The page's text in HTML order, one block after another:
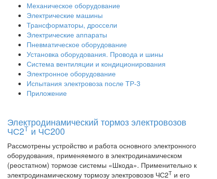
Механическое оборудование
Электрические машины
Трансформаторы, дроссели
Электрические аппараты
Пневматическое оборудование
Установка оборудования. Провода и шины
Система вентиляции и кондиционирования
Электронное оборудование
Испытания электровоза после ТР-3
Приложение
Электродинамический тормоз электровозов
ЧС2Т и ЧС200
Рассмотрены устройство и работа основного электронного
оборудования, применяемого в электродинамическом
(реостатном) тормозе системы «Шкода». Применительно к
электродинамическому тормозу электровозов ЧС2Т и его